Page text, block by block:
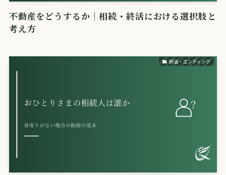
不動産をどうするか｜相続・終活における選択肢と
考え方
終活・エンディング